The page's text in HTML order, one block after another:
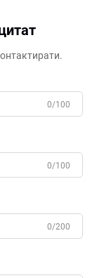
0/100
0/100
0/200